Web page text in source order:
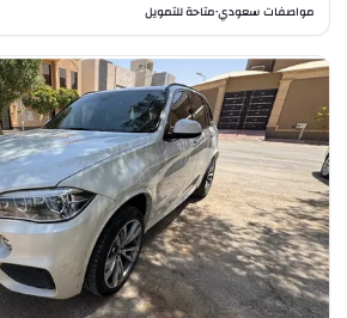
مواصفات سعودي•متاحة للتمويل